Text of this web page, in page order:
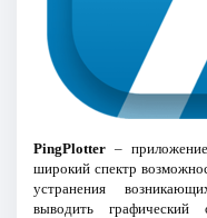
PingPlotter– приложение,
широкий спектр
устранения
выводить графический